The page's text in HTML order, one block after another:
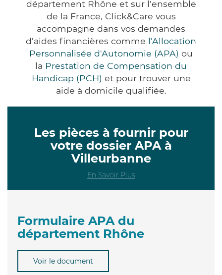
département Rhône et sur l'ensemble
de la France, Click&Care vous
accompagne dans vos demandes
d'aides financières comme l'Allocation
Personnalisée d'Autonomie (APA) ou
la Prestation de Compensation du
Handicap (PCH) et pour trouver une
aide à domicile qualifiée.
Les pièces à fournir pour
votre dossier APA à
Villeurbanne
En Savoir Plus
Formulaire APA du
département Rhône
Voir le document